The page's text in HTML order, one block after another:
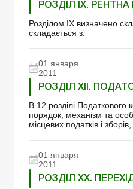
РОЗДІЛ IX. РЕНТНА
Розділом IX визначено
складається з:
01 января
2011
РОЗДІЛ XII.
В 12 розділі Податкового
порядок, механізм та
місцевих податків і
01 января
2011
РОЗДІЛ XX.